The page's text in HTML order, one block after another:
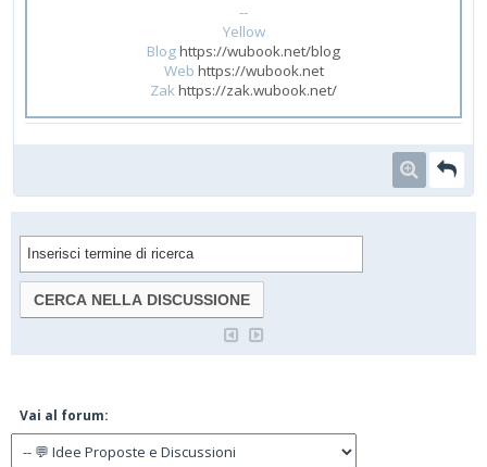
--
Yellow
Bloghttps://wubook.net/blog
Web https://wubook.net
Zakhttps://zak.wubook.net/
Vai al forum: